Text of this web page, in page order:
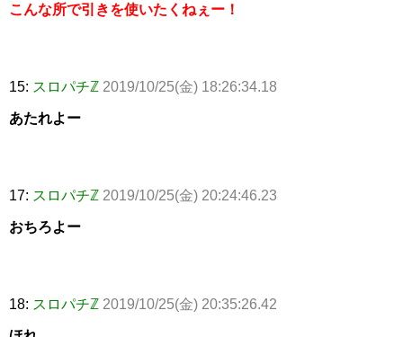
こんな所で引きを使いたくねぇー！
15: スロパチℤ 2019/10/25(金) 18:26:34.18
あたれよー
17: スロパチℤ 2019/10/25(金) 20:24:46.23
おちろよー
18: スロパチℤ 2019/10/25(金) 20:35:26.42